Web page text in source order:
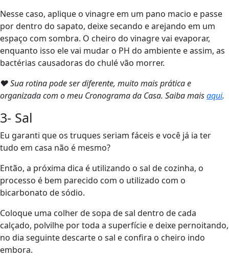
Nesse caso, aplique o vinagre em um pano macio e passe
por dentro do sapato, deixe secando e arejando em um
espaço com sombra. O cheiro do vinagre vai evaporar,
enquanto isso ele vai mudar o PH do ambiente e assim, as
bactérias causadoras do chulé vão morrer.
❤ Sua rotina pode ser diferente, muito mais prática e
organizada com o meu Cronograma da Casa. Saiba maisaqui.
3- Sal
Eu garanti que os truques seriam fáceis e você já ia ter
tudo em casa não é mesmo?
Então, a próxima dica é utilizando o sal de cozinha, o
processo é bem parecido com o utilizado com o
bicarbonato de sódio.
Coloque uma colher de sopa de sal dentro de cada
calçado, polvilhe por toda a superfície e deixe pernoitando,
no dia seguinte descarte o sal e confira o cheiro indo
embora.